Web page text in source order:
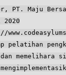
PT. Maju
pelatihan
dan